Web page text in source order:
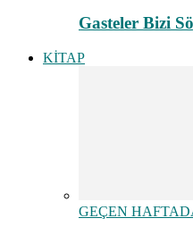
Gasteler Bizi
KİTAP
GEÇEN